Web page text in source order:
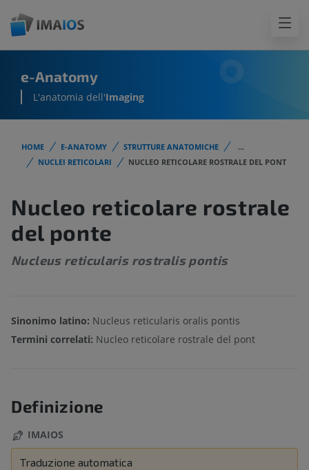
e-Anatomy
L'anatomia dell'Imaging
HOME E-ANATOMY STRUTTURE ANATOMICHE
...
NUCLEI RETICOLARI
NUCLEO RETICOLARE ROSTRALE DEL PONT
Nucleo reticolare rostrale
del ponte
Nucleus reticularis rostralis pontis
Sinonimo latino: Nucleus reticularis oralis pontis
Termini correlati: Nucleo reticolare rostrale del pont
Definizione
IMAIOS
Traduzione automatica